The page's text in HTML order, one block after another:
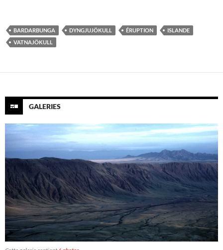
BARDARBUNGA DYNGJUJÖKULL ÉRUPTION
ISLANDE
VATNAJÖKULL
GALERIES